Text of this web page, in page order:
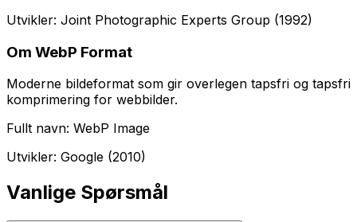
Utvikler: Joint Photographic Experts Group (1992)
Om WebP Format
Moderne bildeformat som gir overlegen tapsfri og tapsfri
komprimering for webbilder.
Fullt navn: WebP Image
Utvikler: Google (2010)
Vanlige Spørsmål